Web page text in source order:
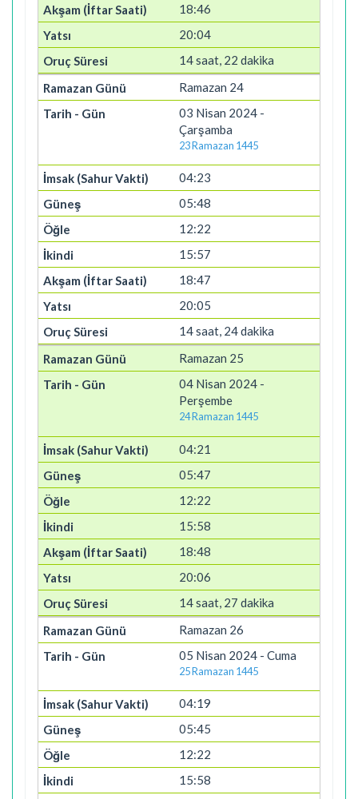
18:46
20:04
14 saat, 22 dakika
Ramazan 24
03 Nisan 2024 -
Çarşamba
23 Ramazan 1445
04:23
05:48
12:22
15:57
18:47
20:05
14 saat, 24 dakika
Ramazan 25
04 Nisan 2024 -
Perşembe
24 Ramazan 1445
04:21
05:47
12:22
15:58
18:48
20:06
14 saat, 27 dakika
Ramazan 26
05 Nisan 2024 - Cuma
25 Ramazan 1445
04:19
05:45
12:22
15:58